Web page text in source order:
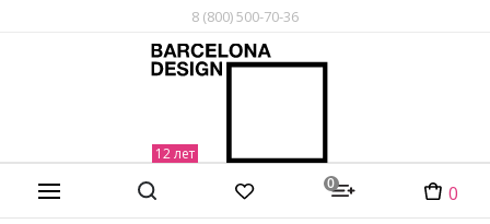
8 (800) 500-70-36
0 0